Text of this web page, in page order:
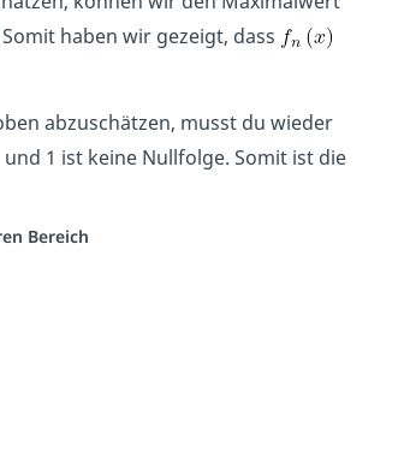
haben wir gezeigt, dass
abzuschätzen, musst du wieder
1 ist keine Nullfolge. Somit ist die
Bereich